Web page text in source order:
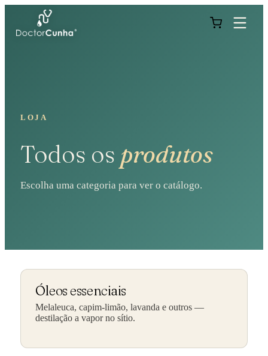
LOJA
Todos os produtos
Escolha uma categoria para ver o catálogo.
Óleos essenciais
Melaleuca, capim-limão, lavanda e outros —
destilação a vapor no sítio.